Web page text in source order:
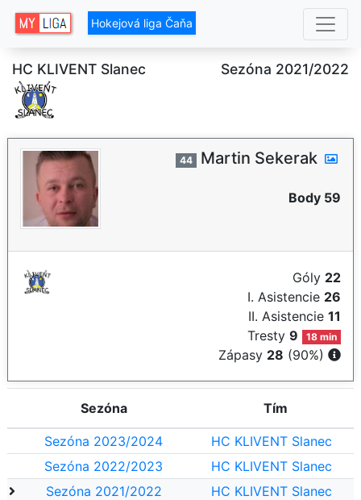
Hokejová liga Čaňa
HC KLIVENT Slanec Sezóna 2021/2022
44 Martin Sekerak
Body 59
Góly 22
I. Asistencie 26
II. Asistencie 11
Tresty9 18 min
Zápasy 28 (90%)
Sezóna Tím
Sezóna 2023/2024
HC KLIVENT Slanec
Sezóna 2022/2023
HC KLIVENT Slanec
Sezóna 2021/2022
HC KLIVENT Slanec